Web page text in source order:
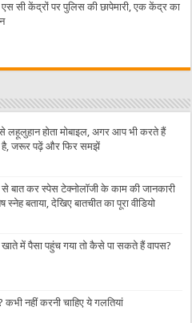
सी केंद्रों पर पुलिस की छापेमारी, एक केंद्र का
लहूलुहान होता मोबाइल, अगर आप भी करते हैं
है, जरूर पढ़ें और फिर समझें
से बात कर स्पेस टेक्नोलॉजी के काम की जानकारी
बताया, देखिए बातचीत का पूरा वीडियो
में पैसा पहुंच गया तो कैसे पा सकते हैं वापस?
नहीं करनी चाहिए ये गलतियां